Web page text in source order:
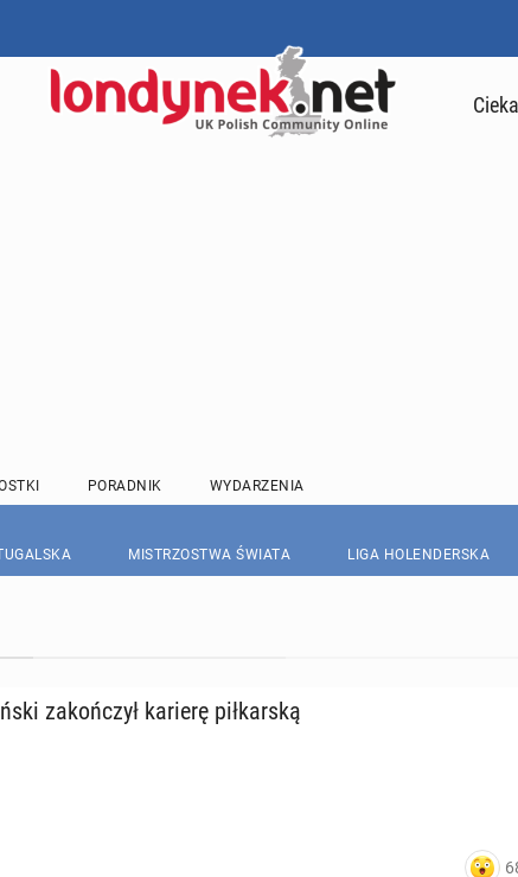
PORADNIK WYDARZENIA
MISTRZOSTWA ŚWIATA LIGA HOLENDERSKA
za­koń­czył karierę pił­kar­ską